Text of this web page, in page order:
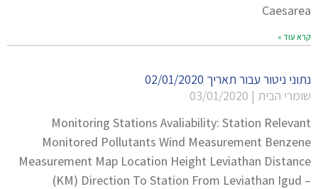
Caesarea
קרא עוד »
נתוני ניטור עבור תאריך 02/01/2020
שומרי הבית
Monitoring Stations Avaliability: Station Relevant
Monitored Pollutants Wind Measurement Benzene
Measurement Map Location Height Leviathan Distance
(KM) Direction To Station From Leviathan Igud –